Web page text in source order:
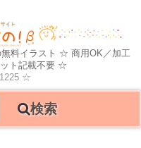
料イラスト ☆ 商用OK／加工
ト記載不要 ☆
☆
検索